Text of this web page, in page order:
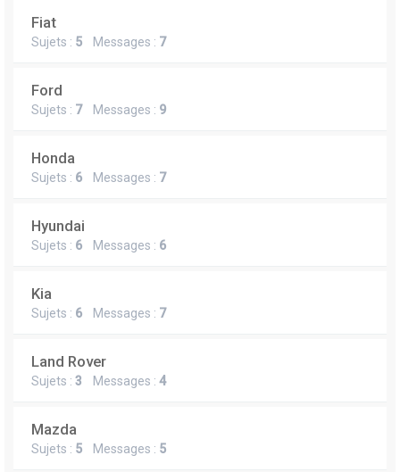
Fiat
Sujets : 5 Messages : 7
Ford
Sujets : 7Messages : 9
Honda
Sujets : 6 Messages : 7
Hyundai
Sujets : 6 Messages : 6
Kia
Sujets : 6 Messages : 7
Land Rover
Sujets : 3 Messages : 4
Mazda
Sujets : 5 Messages : 5